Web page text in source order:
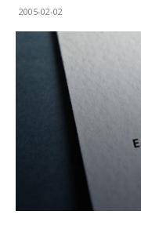
2005-02-02